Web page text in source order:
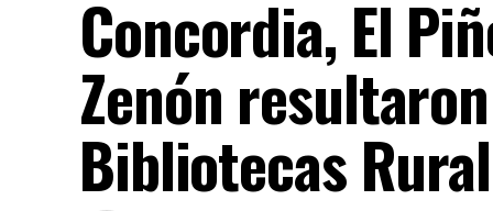
Concordia, El
Zenón
Bibliotecas